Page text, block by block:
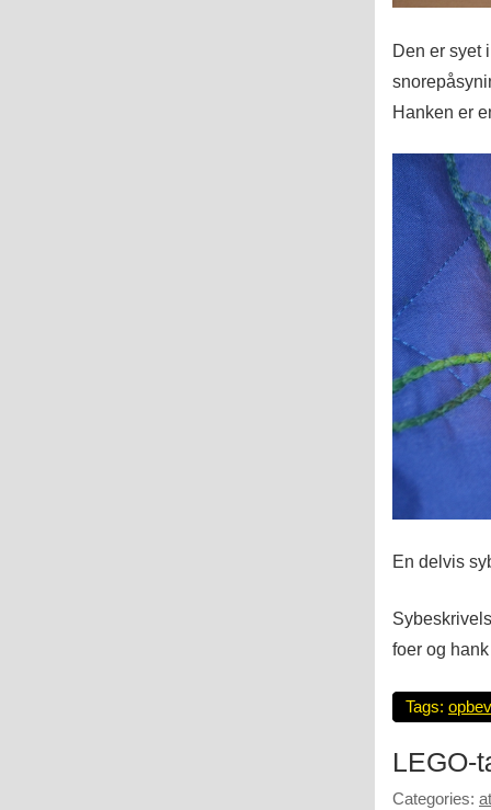
Den er syet
Hanken er
En delvis
foer og
Tags:
LEGO-
Categories: